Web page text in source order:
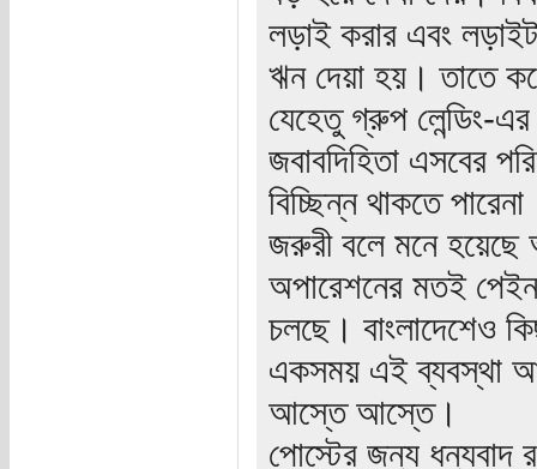
লড়াই করার এবং
ঋন দেয়া হয়। তাতে
যেহেতু গ্রুপ লেন্ডিং-
জবাবদিহিতা এসবের
বিচ্ছিন্ন থাকতে
জরুরী বলে মনে
অপারেশনের মতই
চলছে। বাংলাদেশেও
একসময় এই ব্যবস্থা
আস্তে আস্তে।
পোস্টের জন্য ধন্যবাদ